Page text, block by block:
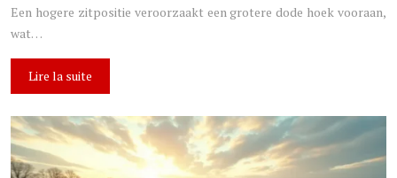
Een hogere zitpositie veroorzaakt een grotere dode hoek vooraan,
wat…
Lire la suite